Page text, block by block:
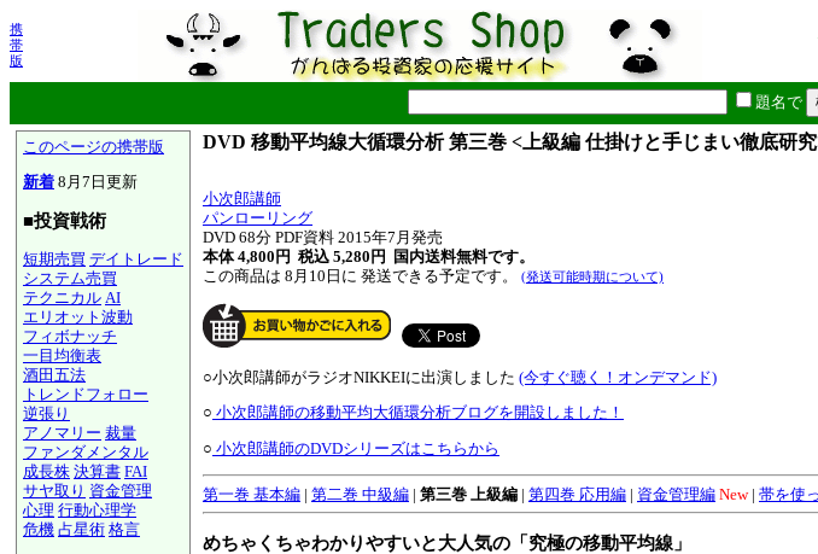
携
帯
版
題名で
このページの携帯版
新着 8月7日更新
■投資戦術
短期売買 デイトレード
システム売買
テクニカル AI
エリオット波動
フィボナッチ
一目均衡表
酒田五法
トレンドフォロー
逆張り
アノマリー 裁量
ファンダメンタル
成長株 決算書 FAI
サヤ取り 資金管理
心理 行動心理学
危機 占星術 格言
DVD 移動平均線大循環分析 第三巻 <上級編 仕掛けと手じまい徹底研
小次郎講師
パンローリング
DVD 68分 PDF資料 2015年7月発売
本体 4,800円 税込 5,280円
国内送料無料です。
この商品は 8月10日に 発送できる予定です。
(発送可能時期について)
○小次郎講師がラジオNIKKEIに出演しました (今すぐ聴く！オンデマンド)
○ 小次郎講師の移動平均大循環分析ブログを開設しました！
○ 小次郎講師のDVDシリーズはこちらから
第一巻 基本編 | 第二巻 中級編 | 第三巻 上級編 | 第四巻 応用編 | 資金管理編 New| 帯を使
めちゃくちゃわかりやすいと大人気の「究極の移動平均線」